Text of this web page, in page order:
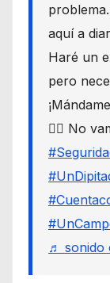
aquí a
Haré un
pero
👇🏼 No
♬ sonido